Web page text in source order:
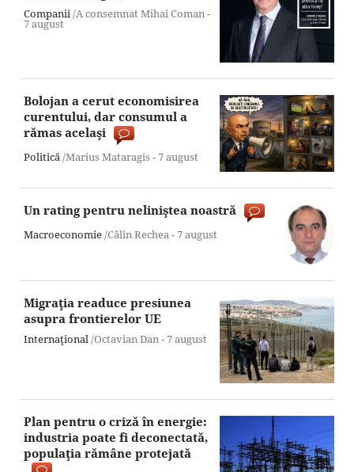
Companii/A consemnat Mihai Coman -
7 august
Bolojan a cerut economisirea
curentului, dar consumul a
rămas acelaşi
Politică/Marius Mataragis -7 august
Un rating pentru neliniştea noastră
Macroeconomie/Călin Rechea -7 august
Migraţia readuce presiunea
asupra frontierelor UE
Internaţional/Octavian Dan -7 august
Plan pentru o criză în energie:
industria poate fi deconectată,
populaţia rămâne protejată